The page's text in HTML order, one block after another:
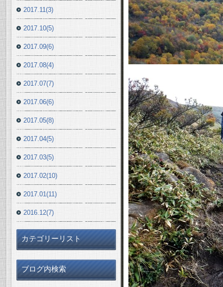
2017.11(3)
2017.10(5)
2017.09(6)
2017.08(4)
2017.07(7)
2017.06(6)
2017.05(8)
2017.04(5)
2017.03(5)
2017.02(10)
2017.01(11)
2016.12(7)
カテゴリーリスト
ブログ内検索